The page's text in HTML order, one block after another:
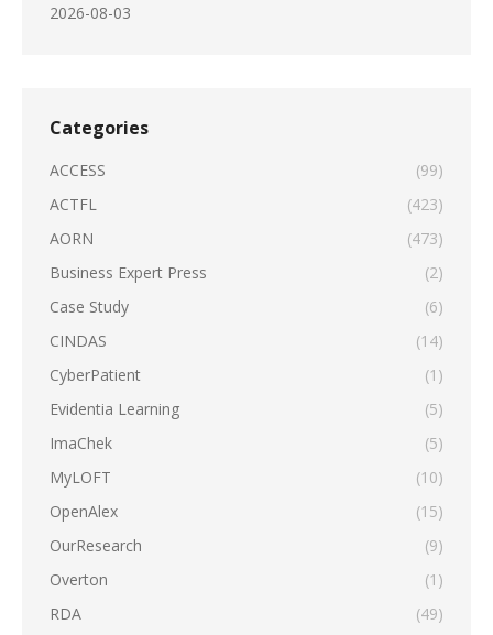
2026-08-03
Categories
ACCESS
(99)
ACTFL
(423)
AORN
(473)
Business Expert Press
(2)
Case Study
(6)
CINDAS
(14)
CyberPatient
(1)
Evidentia Learning
(5)
ImaChek
(5)
MyLOFT
(10)
OpenAlex
(15)
OurResearch
(9)
Overton
(1)
RDA
(49)